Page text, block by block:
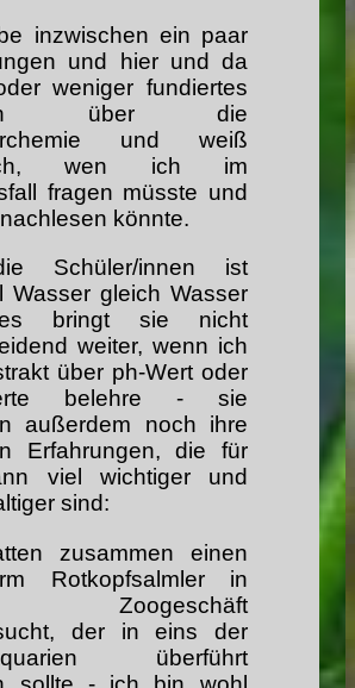
inzwischen ein paar
und hier und da
weniger fundiertes
über die
und weiß
wen ich im
fragen müsste und
könnte.
Schüler/innen ist
Wasser gleich Wasser
bringt sie nicht
weiter, wenn ich
über ph-Wert oder
belehre - sie
außerdem noch ihre
Erfahrungen, die für
viel wichtiger und
sind:
zusammen einen
Rotkopfsalmler in
Zoogeschäft
der in eins der
überführt